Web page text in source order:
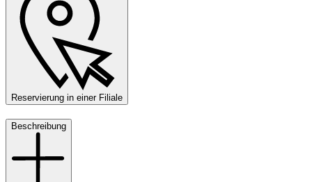
Reservierung in einer Filiale
Beschreibung